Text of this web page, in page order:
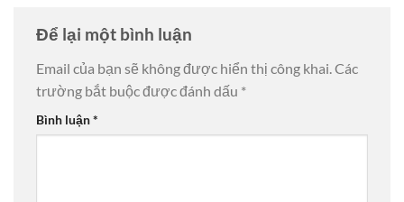
Để lại một bình luận
Email của bạn sẽ không được hiển thị công khai. Các
trường bắt buộc được đánh dấu *
Bình luận*